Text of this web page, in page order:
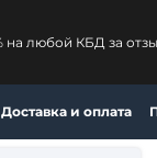
на любой КБД за
Доставка и оплата